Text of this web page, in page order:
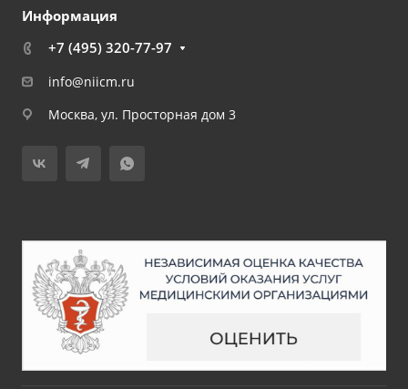
Информация
+7 (495) 320-77-97
info@niicm.ru
Москва, ул. Просторная дом 3